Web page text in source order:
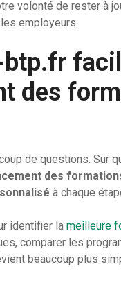
volonté de rester à
employeurs.
des
de questions. Sur
des
à chaque
identifier la meilleure
comparer les
beaucoup plus